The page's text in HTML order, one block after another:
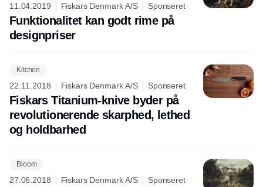
11.04.2019 Fiskars Denmark A/S Sponseret
Funktionalitet kan godt rime på
designpriser
Kitchen
22.11.2018 Fiskars Denmark A/S Sponseret
Fiskars Titanium-knive byder på
revolutionerende skarphed, lethed
og holdbarhed
Bloom
27.06.2018 Fiskars Denmark A/S Sponseret